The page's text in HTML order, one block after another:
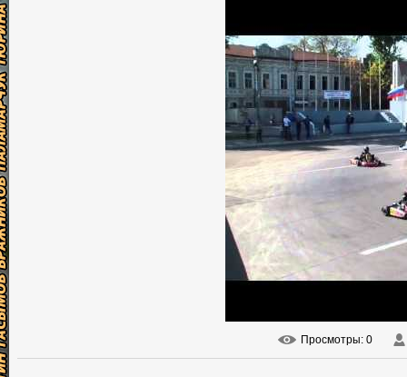
Просмотры: 0